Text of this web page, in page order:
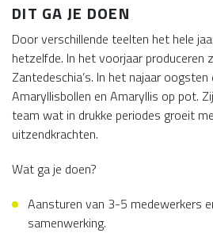
DIT GA JE DOEN
Door verschillende teelten het hele
hetzelfde. In het voorjaar produceren
Zantedeschia’s. In het najaar
Amaryllisbollen en Amaryllis op pot.
team wat in drukke periodes groeit
uitzendkrachten.
Wat ga je doen?
Aansturen van 3-5 medewerkers
samenwerking.